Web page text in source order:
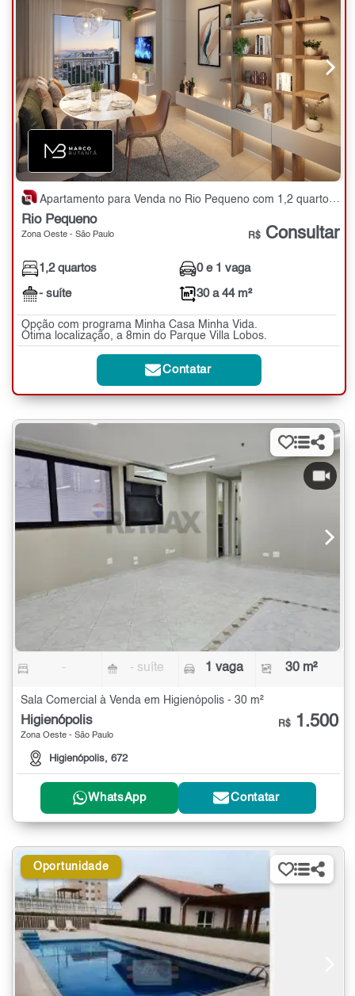
Apartamento para Venda no Rio Pequeno com 1,2 quartos - 30 a 44 m²
Rio Pequeno
Zona Oeste - São Paulo R$ Consultar
1,2 quartos
- suíte
0 e 1 vaga
30 a 44 m²
Opção com programa Minha Casa Minha Vida.
Ótima localização, a 8min do Parque Villa Lobos.
Contatar
- - suíte 1 vaga 30 m²
Sala Comercial à Venda em Higienópolis - 30 m²
Higienópolis
Zona Oeste - São Paulo
Higienópolis, 672
R$ 1.500
WhatsApp Contatar
Oportunidade